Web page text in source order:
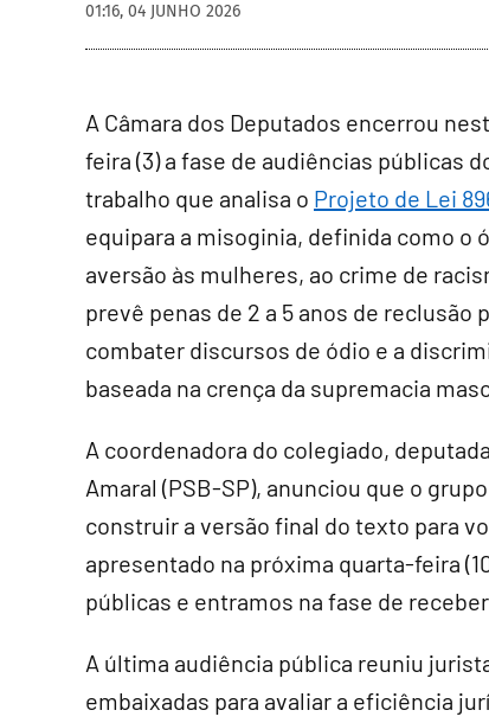
01:16, 04 JUNHO 2026
A Câmara dos Deputados encerrou
feira (3) a fase de audiências públicas
trabalho que analisa o Projeto de Lei
equipara a misoginia, definida como o
aversão às mulheres, ao crime de
prevê penas de 2 a 5 anos de reclusão
combater discursos de ódio e a
baseada na crença da supremacia
A coordenadora do colegiado,
Amaral (PSB-SP), anunciou que o
construir a versão final do texto para
apresentado na próxima quarta-feira
públicas e entramos na fase de
A última audiência pública reuniu
embaixadas para avaliar a eficiência